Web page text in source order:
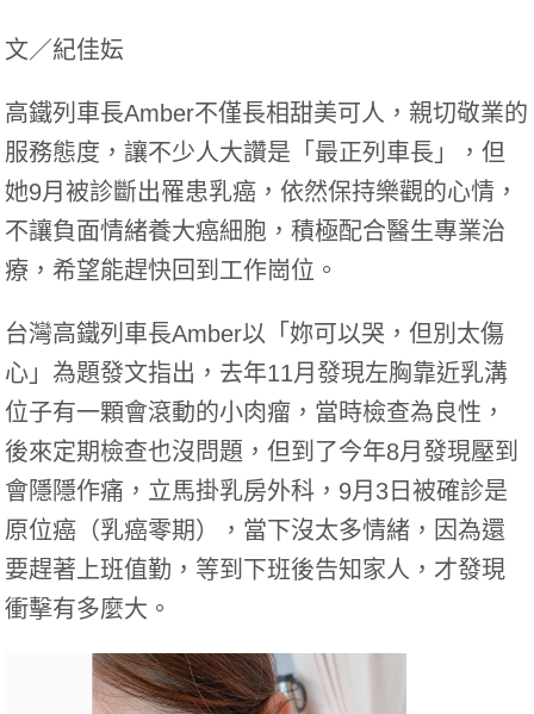
文／紀佳妘
高鐵列車長Amber不僅長相甜美可人，親切敬業的
服務態度，讓不少人大讚是「最正列車長」，但
她9月被診斷出罹患乳癌，依然保持樂觀的心情，
不讓負面情緒養大癌細胞，積極配合醫生專業治
療，希望能趕快回到工作崗位。
台灣高鐵列車長Amber以「妳可以哭，但別太傷
心」為題發文指出，去年11月發現左胸靠近乳溝
位子有一顆會滾動的小肉瘤，當時檢查為良性，
後來定期檢查也沒問題，但到了今年8月發現壓到
會隱隱作痛，立馬掛乳房外科，9月3日被確診是
原位癌（乳癌零期），當下沒太多情緒，因為還
要趕著上班值勤，等到下班後告知家人，才發現
衝擊有多麼大。